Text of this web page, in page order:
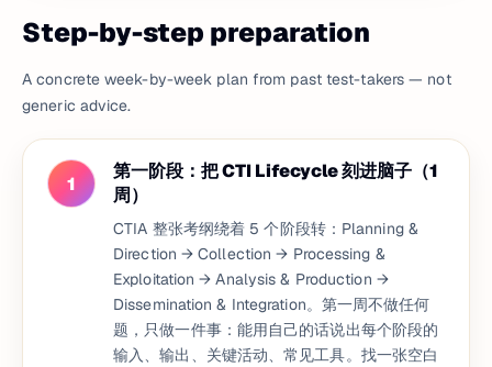
Step-by-step preparation
A concrete week-by-week plan from past test-takers — not
generic advice.
1
第一阶段：把 CTI Lifecycle 刻进脑子（1
周）
CTIA 整张考纲绕着 5 个阶段转：Planning &
Direction → Collection → Processing &
Exploitation → Analysis & Production →
Dissemination & Integration。第一周不做任何
题，只做一件事：能用自己的话说出每个阶段的
输入、输出、关键活动、常见工具。找一张空白